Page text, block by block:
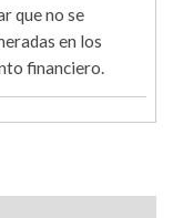
que no se
en los
financiero.